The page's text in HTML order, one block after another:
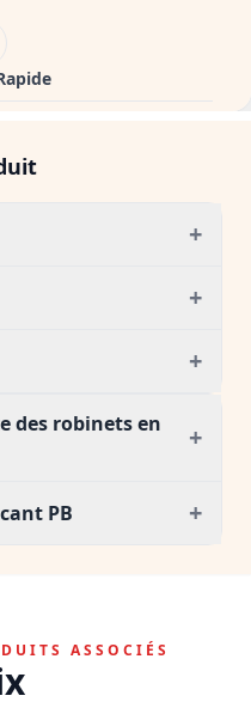
+
+
+
des robinets en
+
PB +
ASSOCIÉS